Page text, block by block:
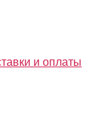
и оплаты